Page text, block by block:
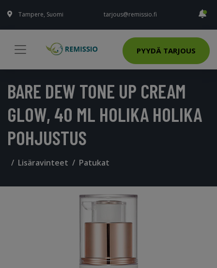
Tampere, Suomi tarjous@remissio.fi
PYYDÄ TARJOUS
BARE DEW TONE UP CREAM
GLOW, 40 ML HOLIKA HOLIKA
POHJUSTUS
Lisäravinteet Patukat